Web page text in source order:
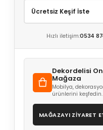
Ücretsiz Keşif İste
Hızlı iletişim:0534
Dekordelisi
Mağaza
Mobilya,
ürünlerini keşfedin.
MAĞAZAYI ZİYARET